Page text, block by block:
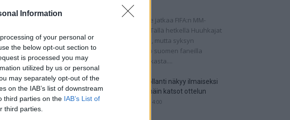
Information
of your personal or
the below opt-out section to
is processed you may
utilized by us or personal
may separately opt-out of the
on the IAB’s list of downstream
third parties on the IAB’s List of
third parties.
vaikka
sillä pallo
Suomen miesten maajoukkue jatkaa FIFA:n MM-
karsintoja vaihtelevin ottein. Tällä hetkellä Huuhkajat
ovat kolmantena lohkossaan, mutta syksyn
ratkaisuottelut kertovat, onko suomen faneilla
realistista unelmoida kisapaikasta....
Suomi-Hollanti näkyy ilmaiseksi
TV:stä – näin katsot ottelun
06.06.2025 14:00